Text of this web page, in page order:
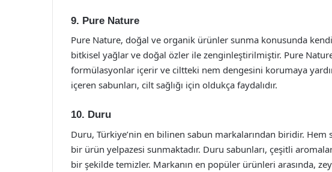
9. Pure Nature
Pure Nature, doğal ve organik ürünler sunma konusunda
bitkisel yağlar ve doğal özler ile zenginleştirilmiştir. Pure
formülasyonlar içerir ve ciltteki nem dengesini korumaya
içeren sabunları, cilt sağlığı için oldukça faydalıdır.
10. Duru
Duru, Türkiye’nin en bilinen sabun markalarından biridir. Hem
bir ürün yelpazesi sunmaktadır. Duru sabunları, çeşitli
bir şekilde temizler. Markanın en popüler ürünleri arasında,